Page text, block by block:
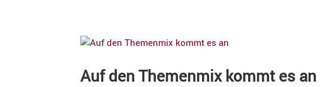
Auf den Themenmix kommt es an